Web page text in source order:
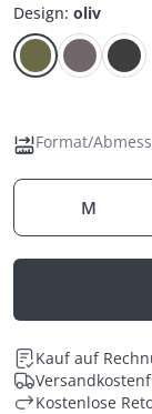
Design: oliv
Format/
M
Kauf auf
Kostenlose